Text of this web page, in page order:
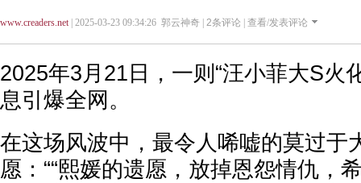
www.creaders.net| 2025-03-23 09:34:26 郭云神奇 | 2条评论 | 查看/发表评论
2025年3月21日，一则“汪小菲大S火
息引爆全网。
在这场风波中，最令人唏嘘的莫过于
愿：““熙媛的遗愿，放掉恩怨情仇，